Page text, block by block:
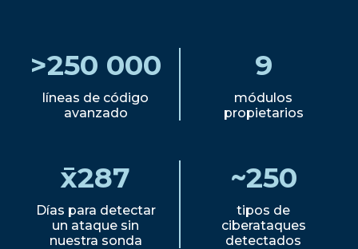
>250 000
líneas de código
avanzado
9
módulos
propietarios
x̄287
Días para detectar
un ataque sin
nuestra sonda
~250
tipos de
ciberataques
detectados